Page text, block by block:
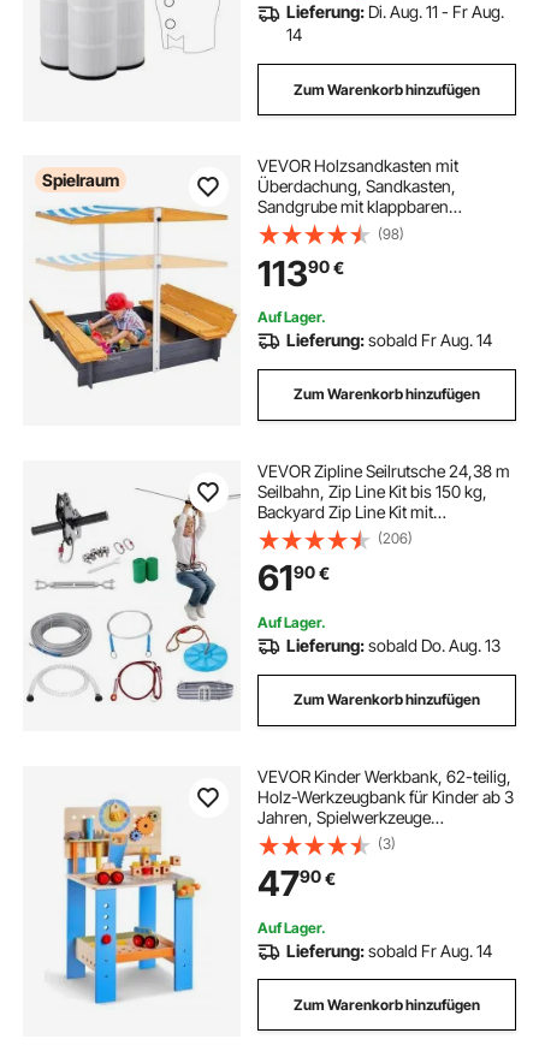
Lieferung: Di. Aug. 11 - Fr Aug.
14
Zum Warenkorb hinzufügen
Spielraum
VEVOR Holzsandkasten mit
Überdachung, Sandkasten,
Sandgrube mit klappbaren
Sitzbänken und Bodeneinlage,
Naturholz-Sandkasten für Kinder
für den Garten, Geschenk für Kinder
im Alter von 3–12 Jahren
(98)
11390€
Auf Lager.
Lieferung:sobald Fr Aug. 14
Zum Warenkorb hinzufügen
VEVOR Zipline Seilrutsche 24,38 m
Seilbahn, Zip Line Kit bis 150 kg,
Backyard Zip Line Kit mit
Verbessertem Federbremssystem,
Seilbahn für Garten Außenbereich
(Nur für Teenager. Nicht für
Erwachsene.)
(206)
6190€
Auf Lager.
Lieferung:sobald Do. Aug. 13
Zum Warenkorb hinzufügen
VEVOR Kinder Werkbank, 62-teilig,
Holz-Werkzeugbank für Kinder ab 3
Jahren, Spielwerkzeuge
Bauwerkzeuge mit realistischen
Werkzeugen, Bauspielzeug-Set,
kreatives und lehrreiches
Konstruktionsspielzeug
(3)
4790€
Auf Lager.
Lieferung:sobald Fr Aug. 14
Zum Warenkorb hinzufügen